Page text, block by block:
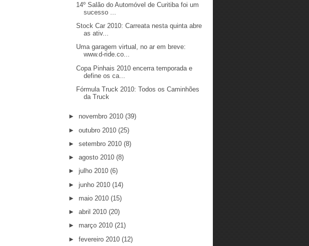
14º Salão do Automóvel de Curitiba foi um
sucesso ...
Stock Car 2010: Carreata nesta quinta abre
as ativ...
Uma garagem virtual, no ar em breve:
www.d-ride.co...
Copa Pinhais 2010 encerra temporada e
define os ca...
Fórmula Truck 2010: Todos os Caminhões
da Truck
► novembro 2010 (39)
► outubro 2010 (25)
► setembro 2010 (8)
► agosto 2010 (8)
► julho 2010 (6)
► junho 2010 (14)
► maio 2010 (15)
► abril 2010 (20)
► março 2010 (21)
► fevereiro 2010 (12)